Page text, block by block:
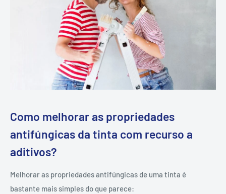
Como melhorar as propriedades
antifúngicas da tinta com recurso a
aditivos?
Melhorar as propriedades antifúngicas de uma tinta é
bastante mais simples do que parece: